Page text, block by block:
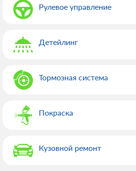
Рулевое управление
Детейлинг
Тормозная система
Покраска
Кузовной ремонт